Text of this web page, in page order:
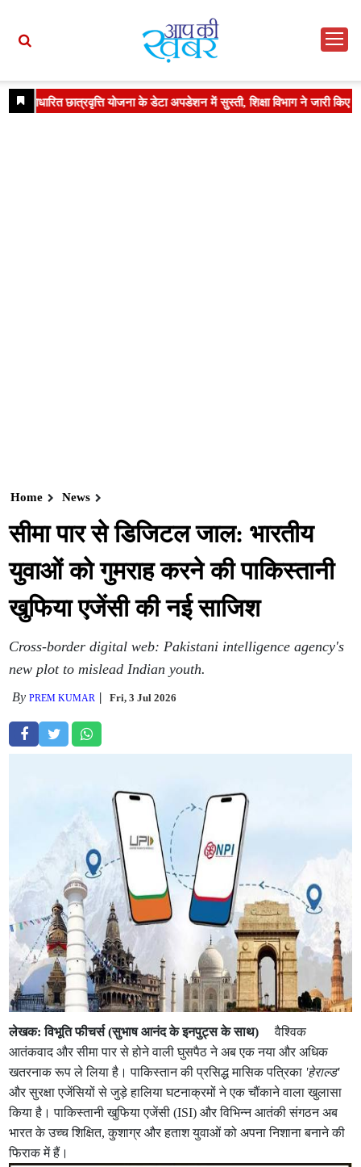
Home News
सीमा पार से डिजिटल जाल: भारतीय
युवाओं को गुमराह करने की पाकिस्तानी
खुफिया एजेंसी की नई साजिश
Cross-border digital web: Pakistani intelligence agency's
new plot to mislead Indian youth.
ByPREM KUMAR Fri, 3 Jul 2026
लेखक: विभूति फीचर्स (सुभाष आनंद के इनपुट्स के साथ) वैश्विक
आतंकवाद और सीमा पार से होने वाली घुसपैठ ने अब एक नया और अधिक
खतरनाक रूप ले लिया है। पाकिस्तान की प्रसिद्ध मासिक पत्रिका 'हेराल्ड'
और सुरक्षा एजेंसियों से जुड़े हालिया घटनाक्रमों ने एक चौंकाने वाला खुलासा
किया है। पाकिस्तानी खुफिया एजेंसी (ISI) और विभिन्न आतंकी संगठन अब
भारत के उच्च शिक्षित, कुशाग्र और हताश युवाओं को अपना निशाना बनाने की
फिराक में हैं।